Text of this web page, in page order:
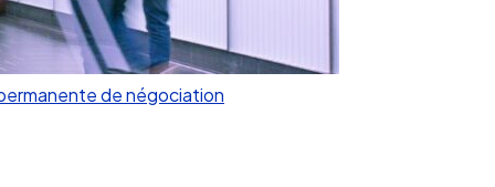
de négociation